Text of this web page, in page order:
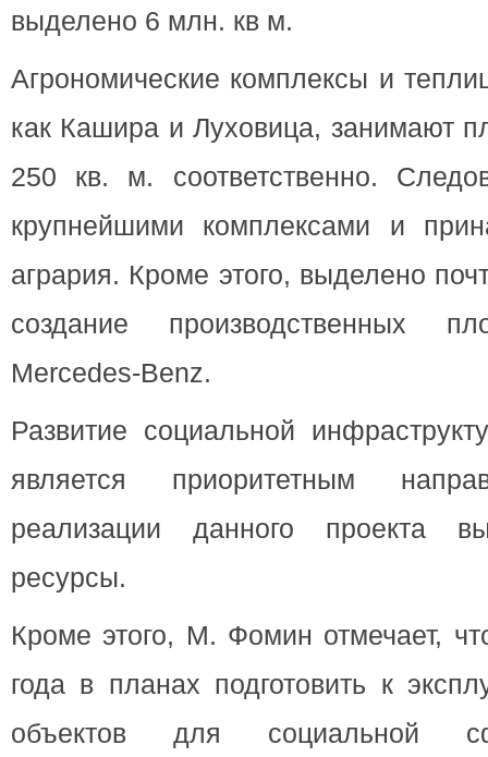
выделено 6 млн. кв м.
Агрономические комплексы и
как Кашира и Луховица, занимают
250 кв. м. соответственно.
крупнейшими комплексами и
агрария. Кроме этого, выделено
создание производственных
Merсedes-Benz.
Развитие социальной
является приоритетным
реализации данного проекта
ресурсы.
Кроме этого, М. Фомин отмечает,
года в планах подготовить к
объектов для социальной